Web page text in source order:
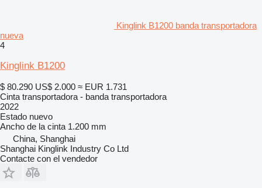
Kinglink B1200 banda transportadora
nueva
4
Kinglink B1200
$ 80.290 US$ 2.000 ≈ EUR 1.731
Cinta transportadora - banda transportadora
2022
Estado nuevo
Ancho de la cinta 1.200 mm
China, Shanghai
Shanghai Kinglink Industry Co Ltd
Contacte con el vendedor